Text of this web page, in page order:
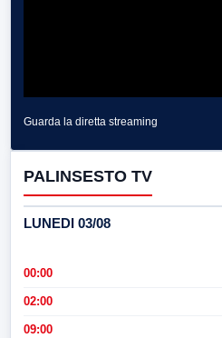
Guarda la diretta streaming
PALINSESTO TV
LUNEDI 03/08
00:00
02:00
09:00